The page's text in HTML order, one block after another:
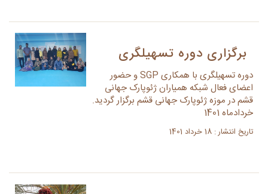
برگزاری دوره تسهیلگری
دوره تسهیلگری با همکاری SGP و حضور
اعضای فعال شبکه همیاران ژئوپارک جهانی
قشم در موزه ژئوپارک جهانی قشم برگزار گردید.
خردادماه 1401
تاریخ انتشار : 18 خرداد 1401